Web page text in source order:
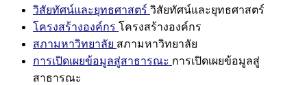
วิสัยทัศน์และยุทธศาสตร์ วิสัยทัศน์และยุทธศาสตร์
โครงสร้างองค์กร โครงสร้างองค์กร
สภามหาวิทยาลัย สภามหาวิทยาลัย
การเปิดเผยข้อมูลสู่สาธารณะ การเปิดเผยข้อมูลสู่
สาธารณะ